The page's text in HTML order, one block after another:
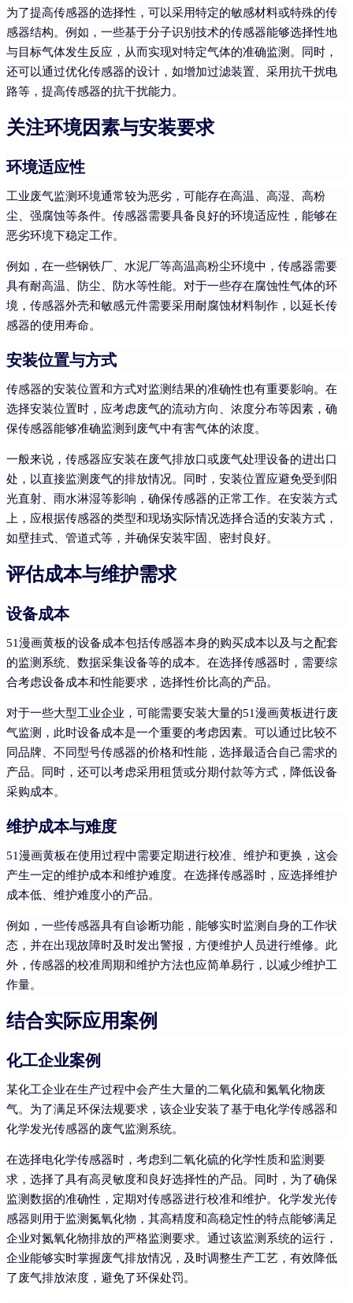
为了提高传感器的选择性，可以采用特定的敏感材料或特殊的传
感器结构。例如，一些基于分子识别技术的传感器能够选择性地
与目标气体发生反应，从而实现对特定气体的准确监测。同时，
还可以通过优化传感器的设计，如增加过滤装置、采用抗干扰电
路等，提高传感器的抗干扰能力。
关注环境因素与安装要求
环境适应性
工业废气监测环境通常较为恶劣，可能存在高温、高湿、高粉
尘、强腐蚀等条件。传感器需要具备良好的环境适应性，能够在
恶劣环境下稳定工作。
例如，在一些钢铁厂、水泥厂等高温高粉尘环境中，传感器需要
具有耐高温、防尘、防水等性能。对于一些存在腐蚀性气体的环
境，传感器外壳和敏感元件需要采用耐腐蚀材料制作，以延长传
感器的使用寿命。
安装位置与方式
传感器的安装位置和方式对监测结果的准确性也有重要影响。在
选择安装位置时，应考虑废气的流动方向、浓度分布等因素，确
保传感器能够准确监测到废气中有害气体的浓度。
一般来说，传感器应安装在废气排放口或废气处理设备的进出口
处，以直接监测废气的排放情况。同时，安装位置应避免受到阳
光直射、雨水淋湿等影响，确保传感器的正常工作。在安装方式
上，应根据传感器的类型和现场实际情况选择合适的安装方式，
如壁挂式、管道式等，并确保安装牢固、密封良好。
评估成本与维护需求
设备成本
51漫画黄板的设备成本包括传感器本身的购买成本以及与之配套
的监测系统、数据采集设备等的成本。在选择传感器时，需要综
合考虑设备成本和性能要求，选择性价比高的产品。
对于一些大型工业企业，可能需要安装大量的51漫画黄板进行废
气监测，此时设备成本是一个重要的考虑因素。可以通过比较不
同品牌、不同型号传感器的价格和性能，选择最适合自己需求的
产品。同时，还可以考虑采用租赁或分期付款等方式，降低设备
采购成本。
维护成本与难度
51漫画黄板在使用过程中需要定期进行校准、维护和更换，这会
产生一定的维护成本和维护难度。在选择传感器时，应选择维护
成本低、维护难度小的产品。
例如，一些传感器具有自诊断功能，能够实时监测自身的工作状
态，并在出现故障时及时发出警报，方便维护人员进行维修。此
外，传感器的校准周期和维护方法也应简单易行，以减少维护工
作量。
结合实际应用案例
化工企业案例
某化工企业在生产过程中会产生大量的二氧化硫和氮氧化物废
气。为了满足环保法规要求，该企业安装了基于电化学传感器和
化学发光传感器的废气监测系统。
在选择电化学传感器时，考虑到二氧化硫的化学性质和监测要
求，选择了具有高灵敏度和良好选择性的产品。同时，为了确保
监测数据的准确性，定期对传感器进行校准和维护。化学发光传
感器则用于监测氮氧化物，其高精度和高稳定性的特点能够满足
企业对氮氧化物排放的严格监测要求。通过该监测系统的运行，
企业能够实时掌握废气排放情况，及时调整生产工艺，有效降低
了废气排放浓度，避免了环保处罚。